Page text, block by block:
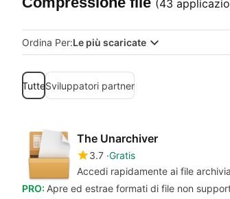
(43
Ordina Per:Le più scaricate
TutteSviluppatori partner
The Unarchiver
3.7 Gratis
Accedi rapidamente ai file
PRO: Apre ed estrae formati di file non